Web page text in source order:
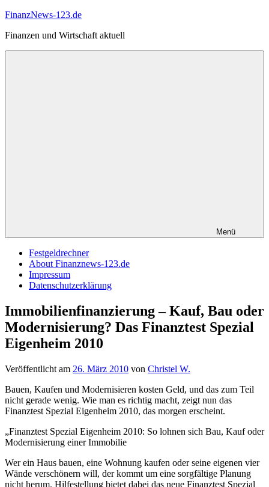
Zum
springen
FinanzNews-123.de
Finanzen und Wirtschaft aktuell
Menü
Festgeldrechner
About Finanznews-123.de
Impressum
Datenschutzerklärung
Immobilienfinanzierung – Kauf, Bau oder
Modernisierung? Das Finanztest Spezial
Eigenheim 2010
Veröffentlicht am 26. März 2010 von Christel W.
Bauen, Kaufen und Modernisieren kosten Geld, und das zum Teil
nicht gerade wenig. Wie man es richtig macht, zeigt nun das
Finanztest Spezial Eigenheim 2010, das morgen erscheint.
„Finanztest Spezial Eigenheim 2010: So lohnen sich Bau, Kauf oder
Modernisierung einer Immobilie
Wer ein Haus bauen, eine Wohnung kaufen oder seine eigenen vier
Wände verschönern will, der kommt um eine sorgfältige Planung
nicht herum. Hilfestellung bietet dabei das neue Finanztest Spezial